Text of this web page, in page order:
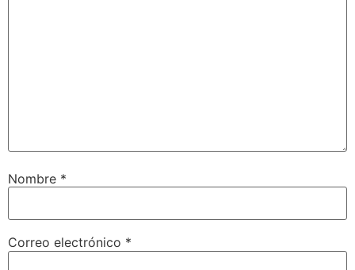
Nombre *
Correo electrónico *